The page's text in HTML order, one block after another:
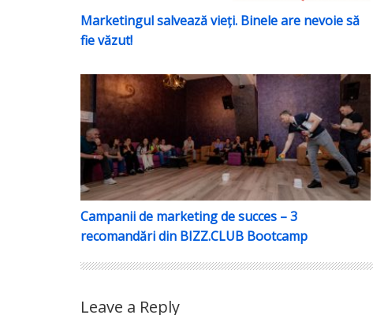
Marketingul salvează vieți. Binele are nevoie să
fie văzut!
Campanii de marketing de succes – 3
Campanii de marketing de succes – 3
recomandări din BIZZ.CLUB Bootcamp
Leave a Reply